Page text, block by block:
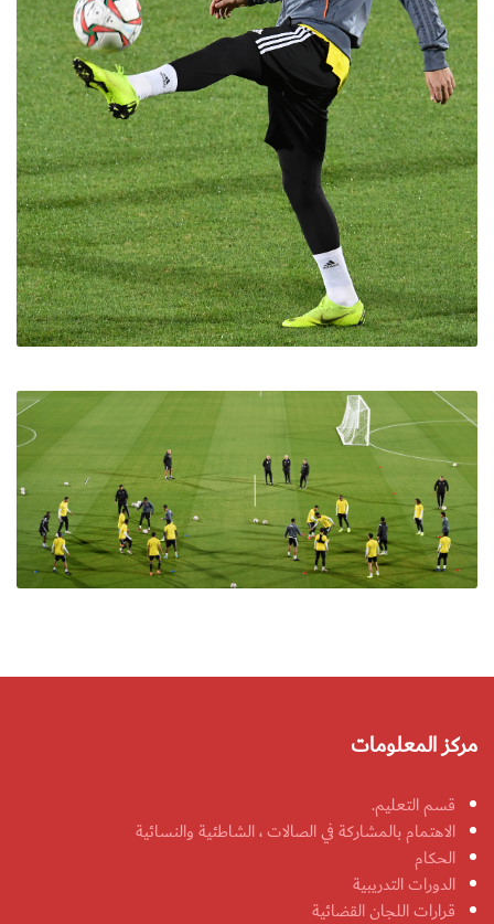
مركز المعلومات
قسم التعليم.
الاهتمام بالمشاركة في الصالات ، الشاطئية والنسائية
الحكام
الدورات التدريبية
قرارات اللجان القضائية